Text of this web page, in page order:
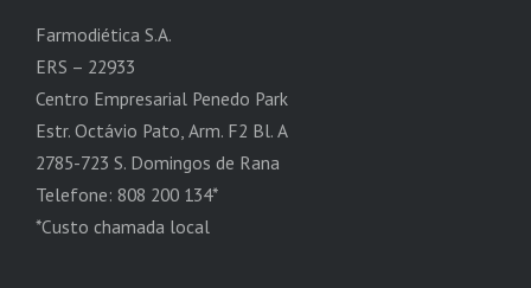
Farmodiética S.A.
ERS – 22933
Centro Empresarial Penedo Park
Estr. Octávio Pato, Arm. F2 Bl. A
2785-723 S. Domingos de Rana
Telefone: 808 200 134*
*Custo chamada local